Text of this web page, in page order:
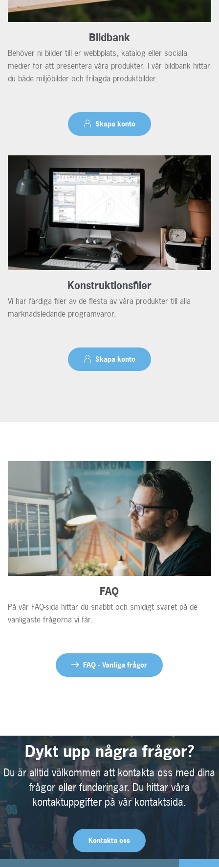
Bildbank
Behöver ni bilder till er webbplats, katalog eller sociala
medier för att presentera våra produkter. I vår bildbank hittar
du både miljöbilder och frilagda produktbilder.
Skapa konto
Konstruktionsfiler
Vi har färdiga filer av de flesta av våra produkter till alla
marknadsledande programvaror.
Skapa konto
FAQ
På vår FAQ-sida hittar du snabbt och smidigt svaret på de
vanligaste frågorna vi får.
FAQ - Vanliga frågor
Dykt upp några frågor?
Du är alltid välkommen att kontakta oss med dina
frågor eller funderingar. Du hittar våra
kontaktuppgifter på vår kontaktsida.
Kontakta oss